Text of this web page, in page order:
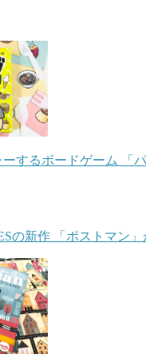
するボードゲーム 「
の新作 「ポストマン